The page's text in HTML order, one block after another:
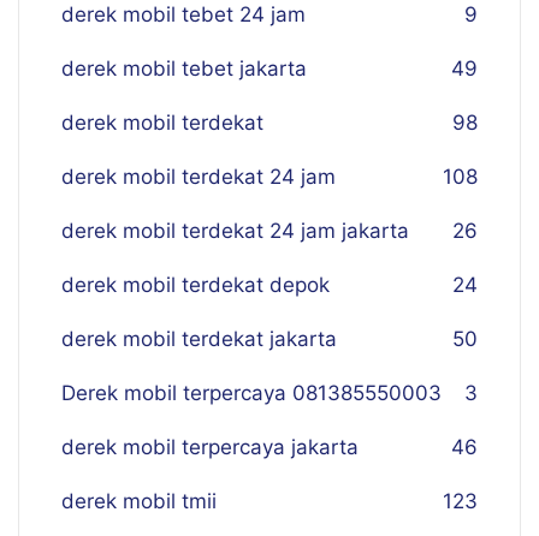
derek mobil tebet 24 jam 9
derek mobil tebet jakarta 49
derek mobil terdekat 98
derek mobil terdekat 24 jam 108
derek mobil terdekat 24 jam jakarta 26
derek mobil terdekat depok 24
derek mobil terdekat jakarta 50
Derek mobil terpercaya 081385550003 3
derek mobil terpercaya jakarta 46
derek mobil tmii 123